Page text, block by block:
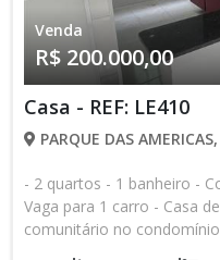
Venda
R$ 200.000,00
Casa - REF: LE410
PARQUE DAS
- 2 quartos - ⁠1 banheiro -
⁠Vaga para 1 carro - ⁠Casa
comunitário no